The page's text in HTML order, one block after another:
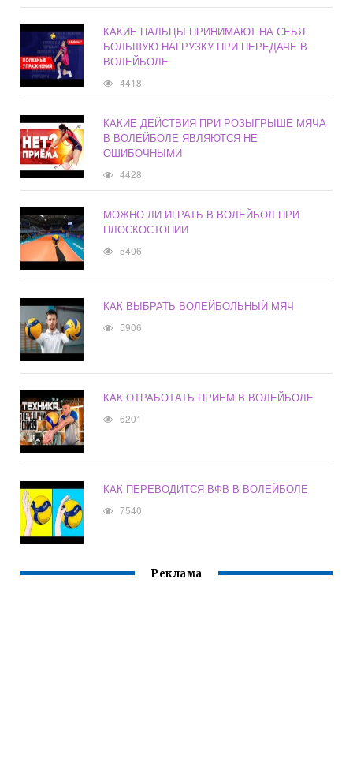
КАКИЕ ПАЛЬЦЫ ПРИНИМАЮТ НА СЕБЯ
БОЛЬШУЮ НАГРУЗКУ ПРИ ПЕРЕДАЧЕ В
ВОЛЕЙБОЛЕ
4418
КАКИЕ ДЕЙСТВИЯ ПРИ РОЗЫГРЫШЕ МЯЧА
В ВОЛЕЙБОЛЕ ЯВЛЯЮТСЯ НЕ
ОШИБОЧНЫМИ
4428
МОЖНО ЛИ ИГРАТЬ В ВОЛЕЙБОЛ ПРИ
ПЛОСКОСТОПИИ
5406
КАК ВЫБРАТЬ ВОЛЕЙБОЛЬНЫЙ МЯЧ
5906
КАК ОТРАБОТАТЬ ПРИЕМ В ВОЛЕЙБОЛЕ
6201
КАК ПЕРЕВОДИТСЯ ВФВ В ВОЛЕЙБОЛЕ
7540
Реклама